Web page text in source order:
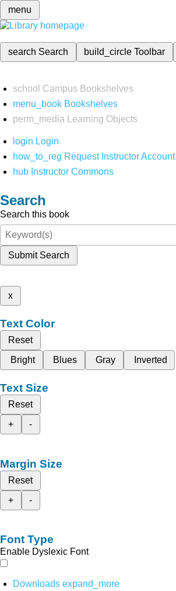
menu
search Search build_circleToolbar
school Campus Bookshelves
menu_book Bookshelves
perm_media
Learning Objects
login Login
how_to_reg Request Instructor Account
hub Instructor Commons
Search
Search this book
Submit Search
x
Text Color
Reset
Bright
Blues Gray Inverted
Text Size
Reset
+
-
Margin Size
Reset
+
-
Font Type
Enable Dyslexic Font
Downloads expand_more